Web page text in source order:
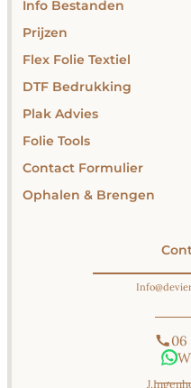
Info Bestanden
Prijzen
Flex Folie Textiel
DTF Bedrukking
Plak Advies
Folie Tools
Contact Formulier
Ophalen & Brengen
06